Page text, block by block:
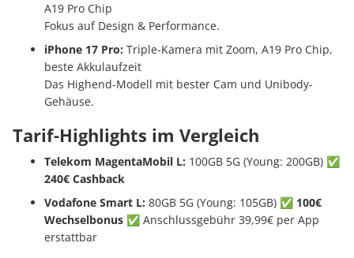
A19 Pro Chip
Fokus auf Design & Performance.
iPhone 17 Pro: Triple-Kamera mit Zoom, A19 Pro Chip,
beste Akkulaufzeit
Das Highend-Modell mit bester Cam und Unibody-
Gehäuse.
Tarif-Highlights im Vergleich
Telekom MagentaMobil L: 100GB 5G (Young: 200GB) ✅
240€ Cashback
Vodafone Smart L: 80GB 5G (Young: 105GB) ✅ 100€
Wechselbonus ✅ Anschlussgebühr 39,99€ per App
erstattbar